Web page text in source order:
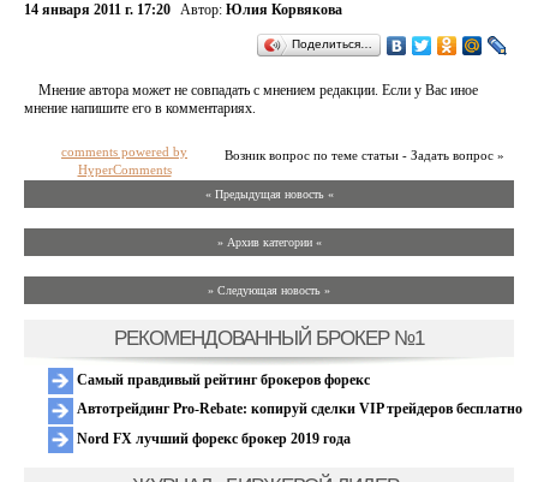
14 января 2011 г. 17:20 Автор: Юлия Корвякова
Поделиться…
Мнение автора может не совпадать с мнением редакции. Если у Вас иное
мнение напишите его в комментариях.
Возник вопрос по теме статьи - Задать вопрос »
comments powered by
HyperComments
« Предыдущая новость «
» Архив категории «
» Следующая новость »
РЕКОМЕНДОВАННЫЙ БРОКЕР №1
Самый правдивый рейтинг брокеров форекс
Автотрейдинг Pro-Rebate: копируй сделки VIP трейдеров бесплатно
Nord FX лучший форекс брокер 2019 года